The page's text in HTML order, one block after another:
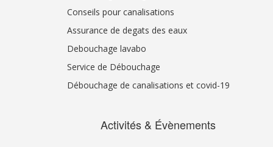
Conseils pour canalisations
Assurance de degats des eaux
Debouchage lavabo
Service de Débouchage
Débouchage de canalisations et covid-19
Activités & Évènements